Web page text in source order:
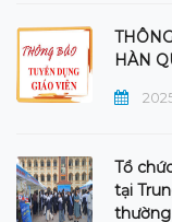
HÀN
Tổ
tại
thường